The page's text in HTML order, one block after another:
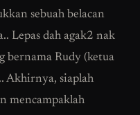
sebuah belacan
Lepas dah agak2 nak
bernama Rudy (ketua
Akhirnya, siaplah
mencampaklah